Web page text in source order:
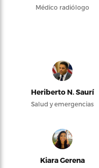
Médico radiólogo
Heriberto N. Saurí
Salud y emergencias
Kiara Gerena